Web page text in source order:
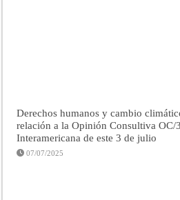
Derechos humanos y cambio
relación a la Opinión Consultiva OC/
Interamericana de este 3 de julio
07/07/2025